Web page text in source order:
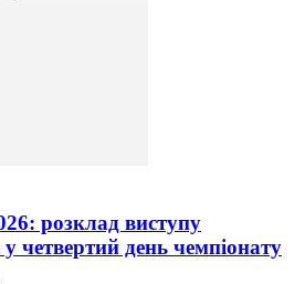
розклад виступу
у четвертий день чемпіонату